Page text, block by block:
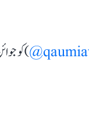
) کو